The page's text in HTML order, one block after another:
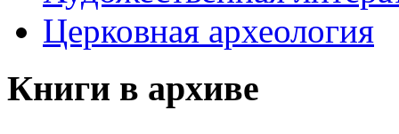
Церковная археология
Книги в архиве